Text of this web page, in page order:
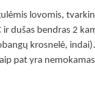
lovomis,
dušas bendras 2
krosnelė,
pat yra